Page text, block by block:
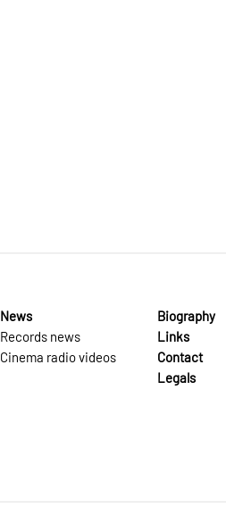
News
Records news
Cinema radio videos
Biography
Links
Contact
Legals